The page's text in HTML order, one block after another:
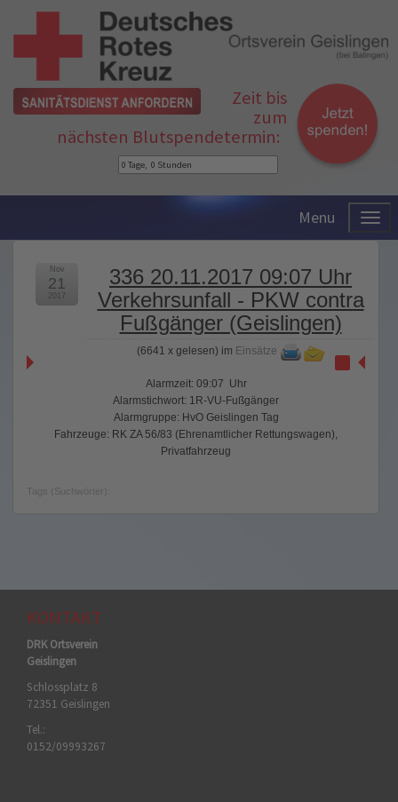
Zeit bis
zum
nächsten Blutspendetermin:
Menu
336 20.11.2017 09:07 Uhr
Verkehrsunfall - PKW contra
Fußgänger (Geislingen)
(6641 x gelesen) im Einsätze
Nov
21
2017
Alarmzeit: 09:07 Uhr
Alarmstichwort: 1R-VU-Fußgänger
Alarmgruppe: HvO Geislingen Tag
Fahrzeuge: RK ZA 56/83 (Ehrenamtlicher Rettungswagen),
Privatfahrzeug
Tags (Suchwörter):
KONTAKT
DRK Ortsverein
Geislingen
Schlossplatz 8
72351 Geislingen
Tel.:
0152/09993267